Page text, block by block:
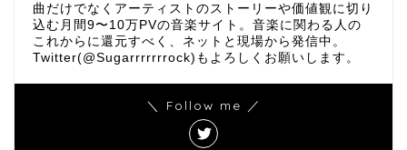
曲だけでなくアーティストのストーリーや価値観に切り
込む月間9〜10万PVの音楽サイト。音楽に関わる人の
これからに還元すべく、ネットと現場から発信中。
Twitter(@Sugarrrrrrrock)もよろしくお願いします。
＼ Follow me ／